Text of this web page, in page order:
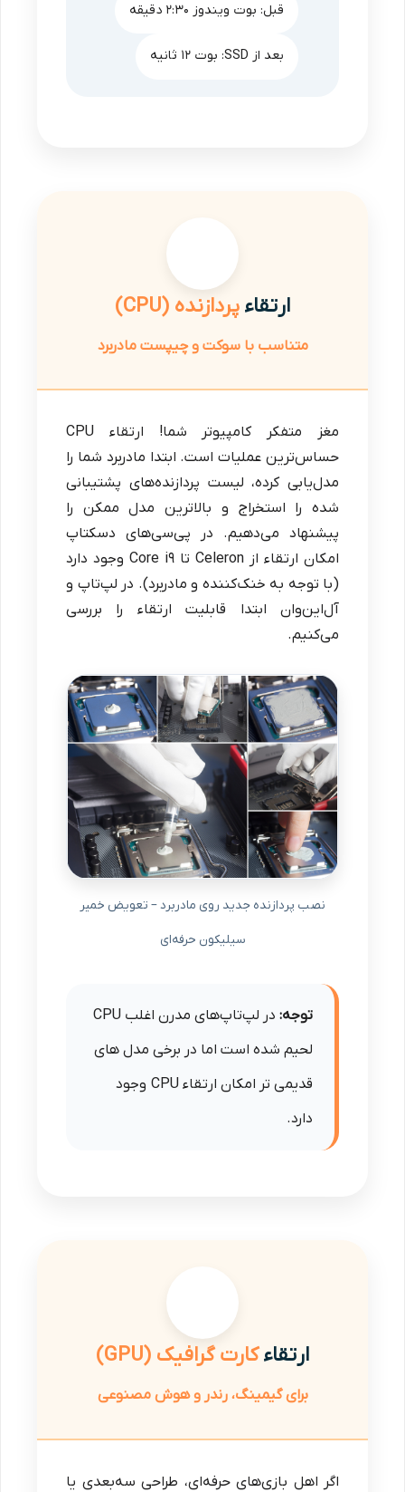
قبل: بوت ویندوز ۲:۳۰ دقیقه
بعد از SSD: بوت ۱۲ ثانیه
ارتقاء پردازنده (CPU)
متناسب با سوکت و چیپست مادربرد
مغز متفکر کامپیوتر شما! ارتقاء CPU
حساس‌ترین عملیات است. ابتدا مادربرد شما را
مدل‌یابی کرده، لیست پردازنده‌های پشتیبانی
شده را استخراج و بالاترین مدل ممکن را
پیشنهاد می‌دهیم. در پی‌سی‌های دسکتاپ
امکان ارتقاء از Celeron تا Core i9 وجود دارد
(با توجه به خنک‌کننده و مادربرد). در لپ‌تاپ و
آل‌این‌وان ابتدا قابلیت ارتقاء را بررسی
می‌کنیم.
نصب پردازنده جدید روی مادربرد – تعویض خمیر
سیلیکون حرفه‌ای
توجه:
در لپ‌تاپ‌های مدرن اغلب CPU
لحیم شده است اما در برخی مدل های
قدیمی تر امکان ارتقاء CPU وجود
دارد.
ارتقاءکارت گرافیک (GPU)
برای گیمینگ، رندر و هوش مصنوعی
اگر اهل بازی‌های حرفه‌ای، طراحی سه‌بعدی یا